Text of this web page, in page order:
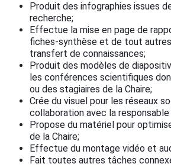
Produit des infographies issues
recherche;
Effectue la mise en page de
fiches-synthèse et de tout
transfert de connaissances;
Produit des modèles de
les conférences scientifiques
ou des stagiaires de la Chaire;
Crée du visuel pour les réseaux
collaboration avec la
Propose du matériel pour
de la Chaire;
Effectue du montage vidéo et
Fait toutes autres tâches